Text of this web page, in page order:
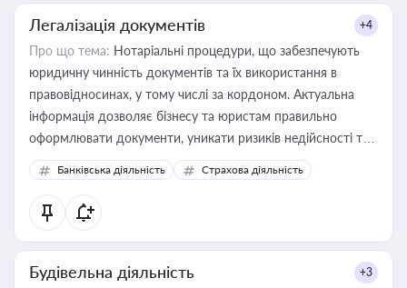
Легалізація документів +4
Про що тема: Нотаріальні процедури, що забезпечують
юридичну чинність документів та їх використання в
правовідносинах, у тому числі за кордоном. Актуальна
інформація дозволяє бізнесу та юристам правильно
оформлювати документи, уникати ризиків недійсності та
забезпечувати їх належне прийняття органами влади та
контрагентами
Банківська діяльність Страхова діяльність
Будівельна діяльність +3